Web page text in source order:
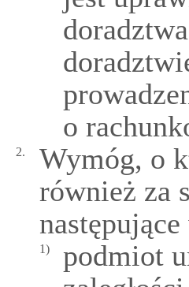
o
2.
Wymóg, o
również za
1)
podmiot